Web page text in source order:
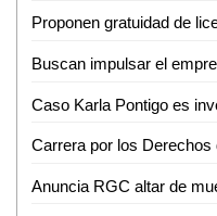
Buscan impulsar el
Carrera por los Derechos